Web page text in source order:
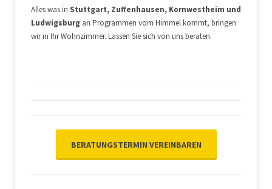
Alles was in Stuttgart, Zuffenhausen, Kornwestheim und
Ludwigsburg an Programmen vom Himmel kommt, bringen
wir in Ihr Wohnzimmer. Lassen Sie sich von uns beraten.
BERATUNGSTERMIN VEREINBAREN